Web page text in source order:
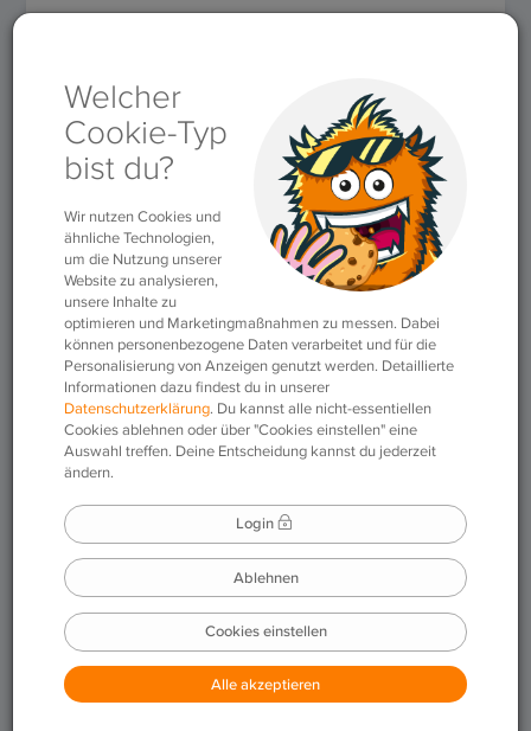
Für Lehrkräfte» Themen Methodik & Didaktik»
Sprachspiele» Wort-Domino
Wort-Domino
02.07.2020|Sprachspiele
Dass sich im Deutschen so viele Komposita
bilden lassen, macht sich dieses Spiel zu
nutze: Die erste Person in der Runde nennt
ein Kompositum aus zusammengesetzten
Nomen (z.B. Türklingel = Tür + Klingel). Die
nächste Person nimmt nun – wie beim
Domino – das hintere Nomen (“Klingel”)